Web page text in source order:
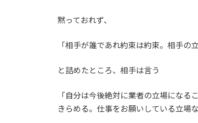
黙っておれず、
「相手が誰であれ約束は約束。相手の
と詰めたところ、相手は言う
「自分は今後絶対に業者の立場にな
きらめる。仕事をお願いしている立場